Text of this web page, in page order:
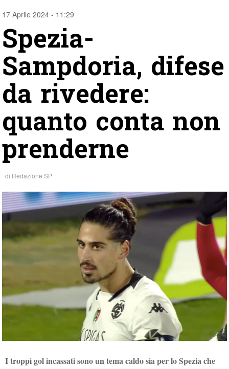
17 Aprile 2024 - 11:29
Spezia-
Sampdoria, difese
da rivedere:
quanto conta non
prenderne
di Redazione SP
I troppi gol incassati sono un tema caldo sia per lo Spezia che